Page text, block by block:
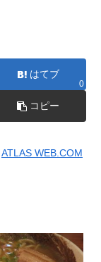
はてブ
0
コピー
ATLAS WEB.COM